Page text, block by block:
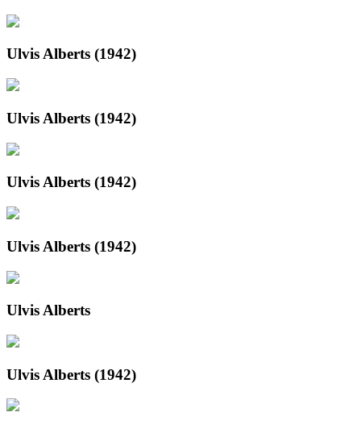
Ulvis Alberts (1942)
Ulvis Alberts (1942)
Ulvis Alberts (1942)
Ulvis Alberts (1942)
Ulvis Alberts
Ulvis Alberts (1942)